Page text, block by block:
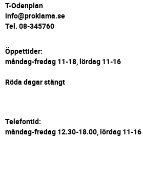
T-Odenplan
info@proklama.se
Tel. 08-345760
Öppettider:
måndag-fredag 11-18, lördag 11-16
Röda dagar stängt
Telefontid:
måndag-fredag 12.30-18.00, lördag 11-16